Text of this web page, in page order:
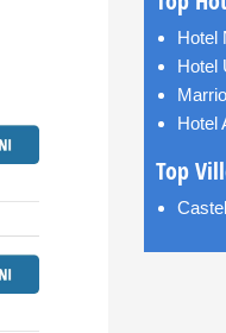
Hotel
Hotel
Hotel
Top